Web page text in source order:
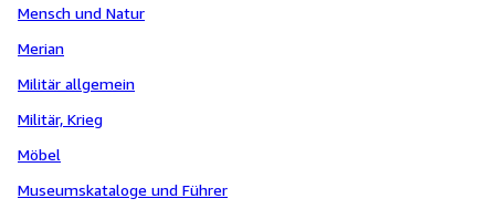
Mensch und Natur
Merian
Militär allgemein
Militär, Krieg
Möbel
Museumskataloge und Führer